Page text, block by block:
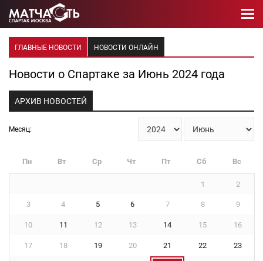
ГЛАВНЫЕ НОВОСТИ НОВОСТИ ОНЛАЙН
Новости о Спартаке за Июнь 2024 года
АРХИВ НОВОСТЕЙ
Месяц:
Пн Вт Ср Чт Пт Сб Вс
1 2
3 4 5 6 7 8 9
10 11 12 13 14 15 16
17 18 19 20 21 22 23